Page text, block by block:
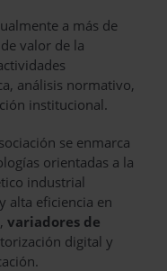
a más de
valor de la
análisis normativo,
institucional.
se enmarca
orientadas a la
industrial
alta eficiencia en
, variadores de
digital y